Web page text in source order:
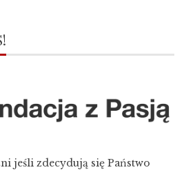
jeśli zdecydują się Państwo